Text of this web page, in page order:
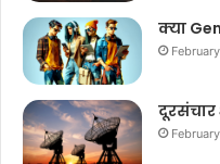
क्या
दूरसंचार